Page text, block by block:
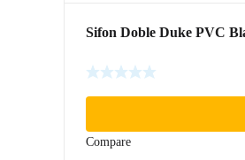
Sifon Doble Duke PVC
Compare